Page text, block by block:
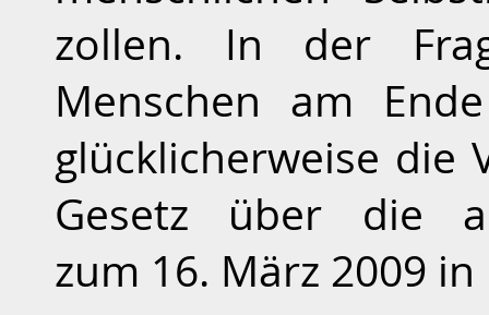
zollen. In der
Menschen am
glücklicherweise die
Gesetz über die
zum 16. März 2009